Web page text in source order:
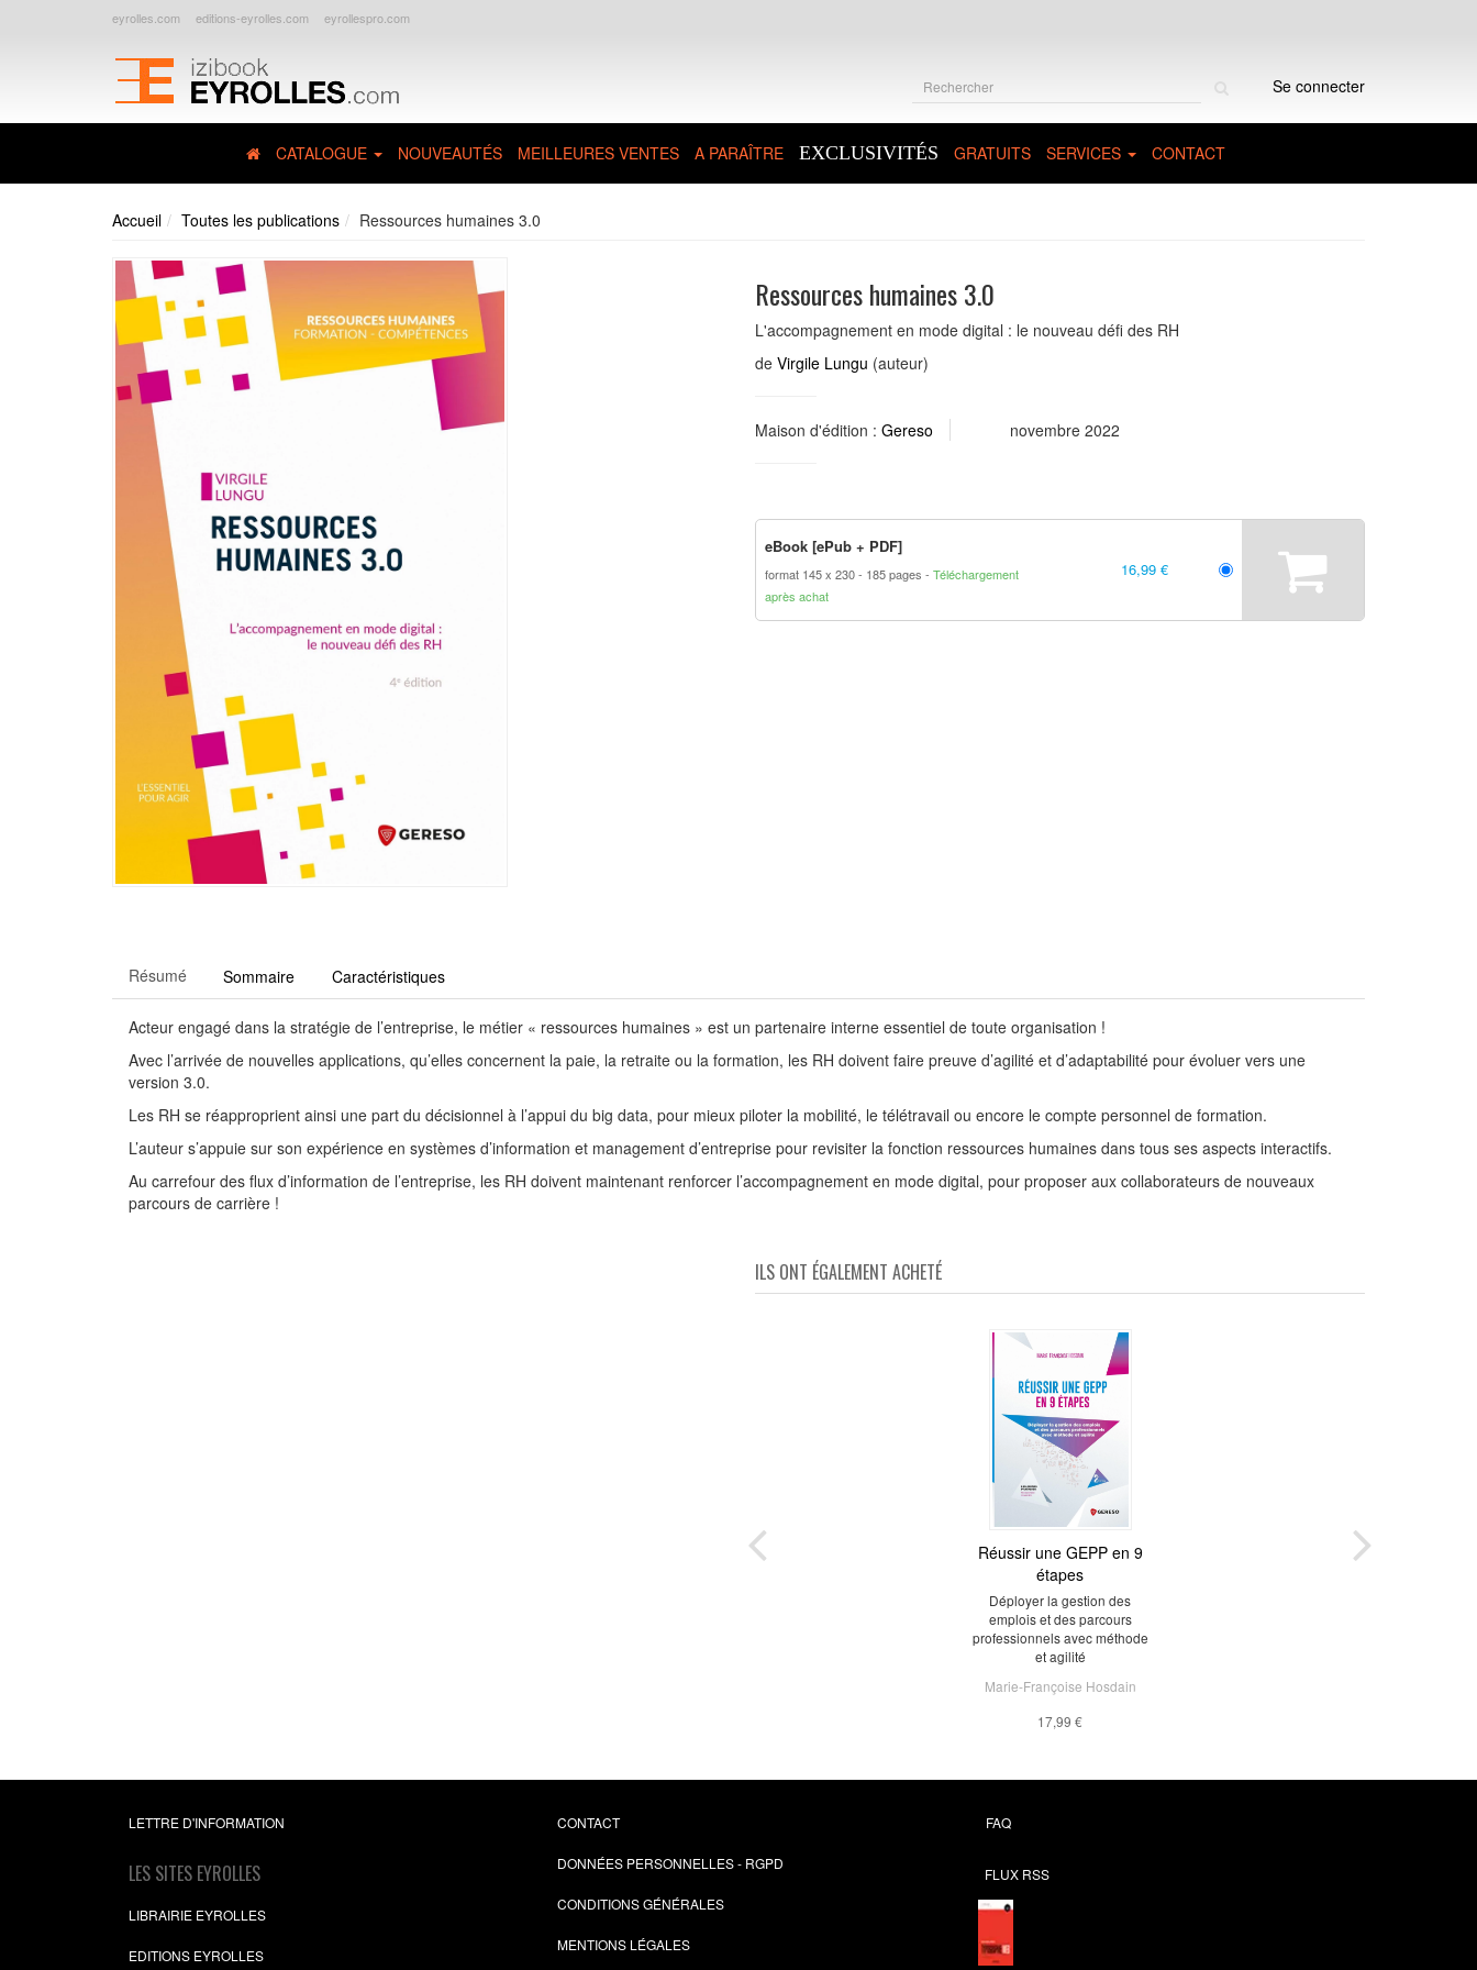
eyrolles.com editions-eyrolles.com eyrollespro.com
Se connecter
CATALOGUE NOUVEAUTÉS MEILLEURES VENTES A PARAÎTRE EXCLUSIVITÉS GRATUITS SERVICES CONTACT
Accueil Toutes les publications Ressources humaines 3.0
Ressources humaines 3.0
L'accompagnement en mode digital : le nouveau défi des RH
de Virgile Lungu (auteur)
Maison d'édition : Gereso novembre 2022
eBook [ePub + PDF]
format 145 x 230 185 pages
Téléchargement
après achat
16,99 €
Résumé Sommaire Caractéristiques
Acteur engagé dans la stratégie de l’entreprise, le métier « ressources humaines » est un partenaire interne essentiel de toute organisation !
Avec l’arrivée de nouvelles applications, qu’elles concernent la paie, la retraite ou la formation, les RH doivent faire preuve d’agilité et d’adaptabilité pour évoluer vers une
version 3.0.
Les RH se réapproprient ainsi une part du décisionnel à l’appui du big data, pour mieux piloter la mobilité, le télétravail ou encore le compte personnel de formation.
L’auteur s’appuie sur son expérience en systèmes d’information et management d’entreprise pour revisiter la fonction ressources humaines dans tous ses aspects interactifs.
Au carrefour des flux d’information de l’entreprise, les RH doivent maintenant renforcer l’accompagnement en mode digital, pour proposer aux collaborateurs de nouveaux
parcours de carrière !
ILS ONT ÉGALEMENT ACHETÉ
Réussir une GEPP en 9
étapes
Déployer la gestion des
emplois et des parcours
professionnels avec méthode
et agilité
Marie-Françoise Hosdain
17,99 €
LETTRE D'INFORMATION
LES SITES EYROLLES
LIBRAIRIE EYROLLES
EDITIONS EYROLLES
CONTACT
DONNÉES PERSONNELLES - RGPD
CONDITIONS GÉNÉRALES
MENTIONS LÉGALES
FAQ
FLUX RSS